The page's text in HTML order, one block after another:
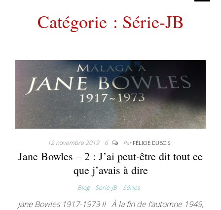
Catégorie : Série-JB
12 novembre 2019 6 ParFÉLICIE DUBOIS
Jane Bowles – 2 : J’ai peut-être dit tout ce
que j’avais à dire
Blog Série-JB Séries
Jane Bowles 1917-1973 II À la fin de l’automne 1949,